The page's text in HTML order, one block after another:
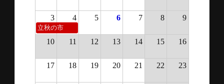
3 4 5 6 7 8 9
立秋の市
10 11 12 13 14 15 16
17 18 19 20 21 22 23